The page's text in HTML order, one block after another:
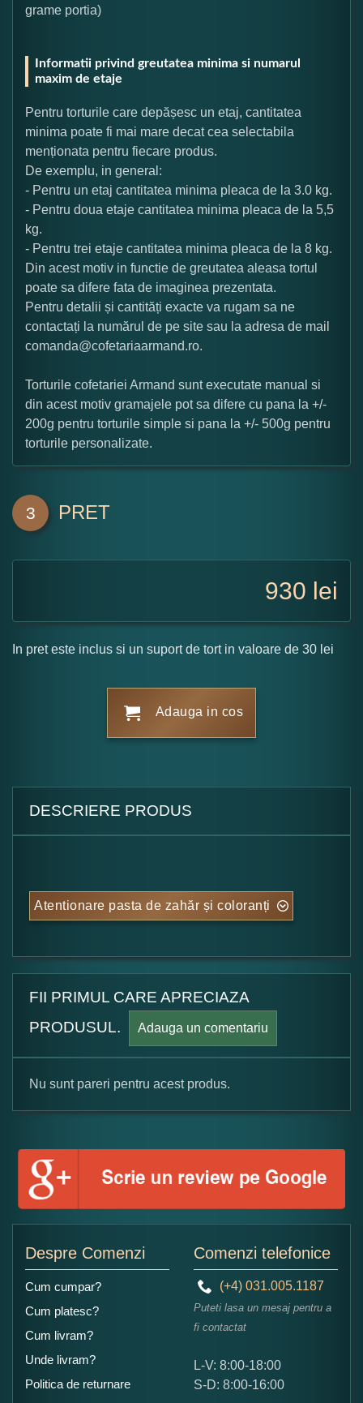
grame portia)
Informatii privind greutatea minima si numarul
maxim de etaje
Pentru torturile care depășesc un etaj, cantitatea
minima poate fi mai mare decat cea selectabila
menționata pentru fiecare produs.
De exemplu, in general:
- Pentru un etaj cantitatea minima pleaca de la 3.0 kg.
- Pentru doua etaje cantitatea minima pleaca de la 5,5
kg.
- Pentru trei etaje cantitatea minima pleaca de la 8 kg.
Din acest motiv in functie de greutatea aleasa tortul
poate sa difere fata de imaginea prezentata.
Pentru detalii și cantități exacte va rugam sa ne
contactați la numărul de pe site sau la adresa de mail
comanda@cofetariaarmand.ro.
Torturile cofetariei Armand sunt executate manual si
din acest motiv gramajele pot sa difere cu pana la +/-
200g pentru torturile simple si pana la +/- 500g pentru
torturile personalizate.
3 PRET
930 lei
In pret este inclus si un suport de tort in valoare de 30 lei
Adauga in cos
DESCRIERE PRODUS
Atentionare pasta de zahăr și coloranți
FII PRIMUL CARE APRECIAZA
PRODUSUL.
Adauga un comentariu
Formular pareri client
Numele dumneavoastra:
Ce nota acordati acestui produs?
5
Nu sunt pareri pentru acest produs.
Despre Comenzi
Cum cumpar?
Cum platesc?
Cum livram?
Unde livram?
Politica de returnare
Comenzi telefonice
(+4) 031.005.1187
Puteti lasa un mesaj pentru a
fi contactat
L-V: 8:00-18:00
S-D: 8:00-16:00